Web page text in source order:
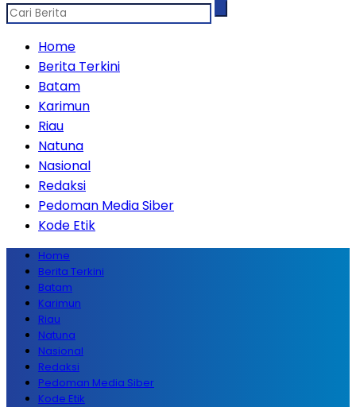
Home
Berita Terkini
Batam
Karimun
Riau
Natuna
Nasional
Redaksi
Pedoman Media Siber
Kode Etik
Home
Berita Terkini
Batam
Karimun
Riau
Natuna
Nasional
Redaksi
Pedoman Media Siber
Kode Etik